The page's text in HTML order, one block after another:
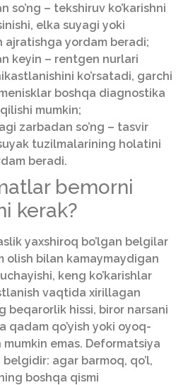
so’ng – tekshiruv ko’karishni
elka suyagi yoki
ajratishga yordam beradi;
keyin – rentgen nurlari
ko’rsatadi, garchi
boshqa diagnostika
mumkin;
zarbadan so’ng – tasvir
tuzilmalarining holatini
beradi.
bemorni
kerak?
yaxshiroq bo’lgan belgilar
olish bilan kamaymaydigan
keng ko’karishlar
vaqtida xirillagan
beqarorlik hissi, biror narsani
qadam qo’yish yoki oyoq-
mumkin emas. Deformatsiya
agar barmoq, qo’l,
boshqa qismi